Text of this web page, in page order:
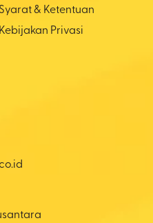
Syarat & Ketentuan
Kebijakan Privasi